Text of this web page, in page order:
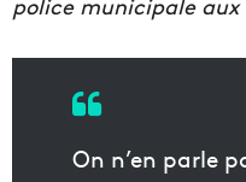
On n’en parle